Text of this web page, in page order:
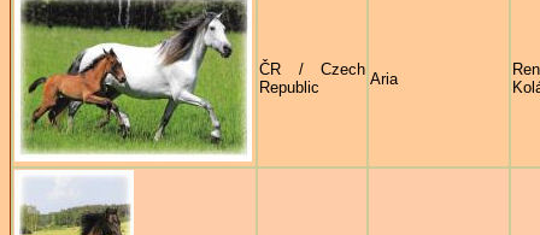
ČR / Czech
Republic
Aria